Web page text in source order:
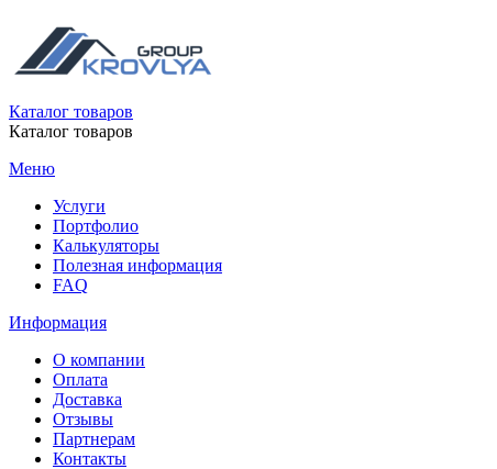
Каталог товаров
Каталог товаров
Меню
Услуги
Портфолио
Калькуляторы
Полезная информация
FAQ
Информация
О компании
Оплата
Доставка
Отзывы
Партнерам
Контакты